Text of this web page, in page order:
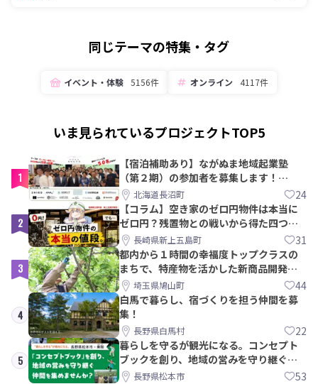
同じテーマの特集・タグ
イベント・体験 5156件 オンライン 4117件
いま見られているプロジェクトTOP5
1
【宿泊補助あり】ながぬま地域起業塾
（第２期）の参加者を募集します！
【8/21〆】
北海道長沼町 24
2
【コラム】空き家のゼロ円物件は本当に
ゼロ円？残置物との戦いから得た四つの
教訓｜新上五島町
長崎県新上五島町 31
3
都内から１時間の幸福度トップクラスの
まちで、特産物を活かした新商品開発＆
PRメンバー募集！
埼玉県鳩山町 44
4
白馬で暮らし、宿づくりを担う仲間を募
集！
長野県白馬村 22
5
暮らしを守るが観光になる。コンセプト
ブックを創り、地域の営みを守り継ぐ仲
間を集めませんか？
長野県松本市 53